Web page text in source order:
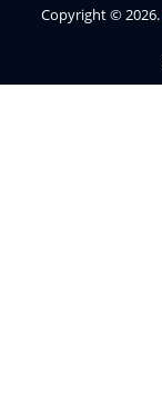
Copyright ©2026.